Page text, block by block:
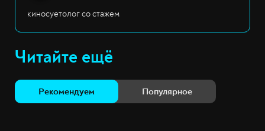
киносуетолог со стажем
Читайте ещё
Рекомендуем Популярное